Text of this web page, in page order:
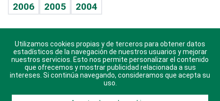
Sin complejos
En pocas palabras
Escuchando al corazón
Economía Personal
2006
2005 2004
Descarga nuestras aplicaciones para Android, iOS y
sistema Huawei.
Utilizamos cookies propias y de terceros para obtener datos
estadísticos de la navegación de nuestros usuarios y mejorar
nuestros servicios. Esto nos permite personalizar el contenido
que ofrecemos y mostrar publicidad relacionada a sus
intereses. Si continúa navegando, consideramos que acepta su
uso.